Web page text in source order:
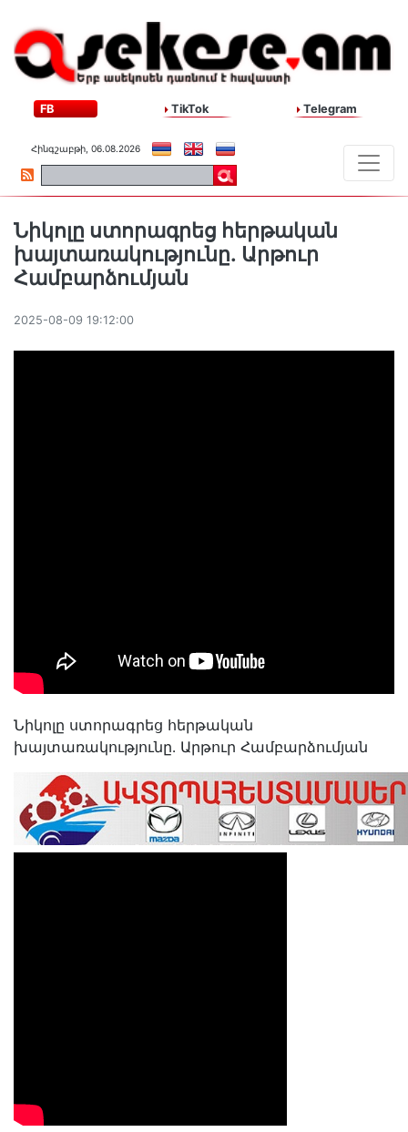
FB TikTok Telegram
Հինգշաբթի, 06.08.2026
Նիկոլը ստորագրեց հերթական
խայտառակությունը․ Արթուր
Համբարձումյան
2025-08-09 19:12:00
Նիկոլը ստորագրեց հերթական
խայտառակությունը․ Արթուր Համբարձումյան